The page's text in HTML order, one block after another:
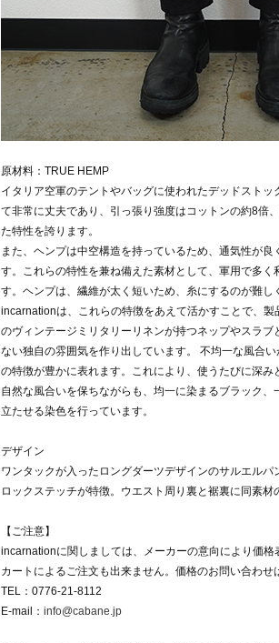
原材料：TRUE HEMP
イタリア空軍のテントやバッグに使われたデッドスト
て非常に丈夫であり、引っ張り強度はコットンの約8倍
た特性を誇ります。
また、ヘンプは中空構造を持っているため、通気性が
す。これらの特性を兼ね備えた素材として、軍用で多
す。ヘンプは、繊維が太く短いため、糸にするのが難
incarnationは、これらの特徴をあえて活かすことで、
のヴィンテージミリタリーリネンが持つネップやスラ
ない独自の雰囲気を作り出しています。 不均一な風合
の特徴が豊かに表れます。これにより、使うたびに深み
自然な風合いを保ちながらも、均一に染まるブラック
立たせる染色を行っています。
デザイン
ワンタックが入ったロングダーツデザインのサルエル
ロックステッチが特徴。ウエスト周り裏と裾裏に同素
【ご注意】
incarnationに関しましては、メーカーの意向により価格
カートによるご注文も出来ません。価格のお問い合わ
TEL：0776-21-8112
E-mail： info@cabane.jp